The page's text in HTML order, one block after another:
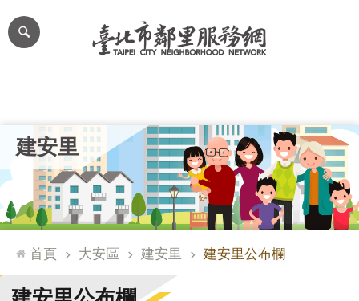
跳到主要內容區塊
網
站
台
通
臺
建安里
首頁 大安區 建安里 建安里公布欄